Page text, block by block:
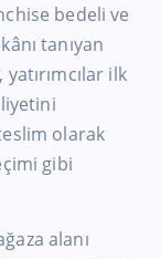
bedeli ve
tanıyan
ilk
olarak
gibi
alanı